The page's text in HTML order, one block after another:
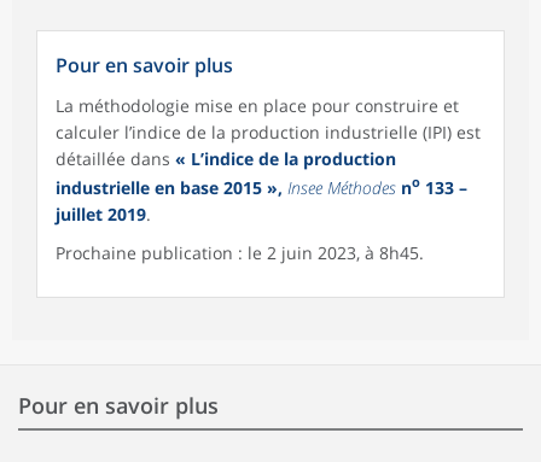
Pour en savoir plus
La méthodologie mise en place pour construire et
calculer l’indice de la production industrielle (IPI) est
détaillée dans « L’indice de la production
industrielle en base 2015 », Insee Méthodes no 133 –
juillet 2019.
Prochaine publication : le 2 juin 2023, à 8h45.
Pour en savoir plus